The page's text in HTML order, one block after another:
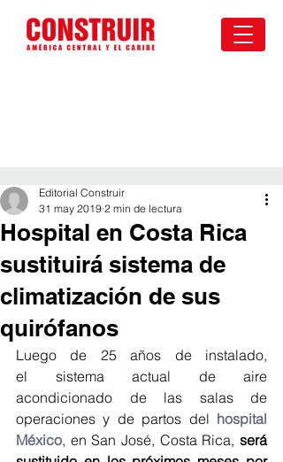
Hospital en Costa Rica
sustituirá sistema de
climatización de sus
quirófanos
Editorial Construir
31 may 2019 2 min de lectura
Luego de 25 años de instalado,
el sistema actual de aire
acondicionado de las salas de
operaciones y de partos del hospital
México, en San José, Costa Rica, será